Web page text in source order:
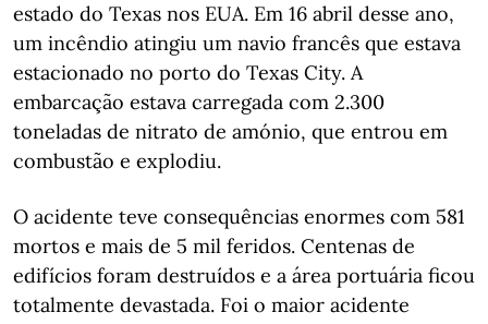
estado do Texas nos EUA. Em 16 abril desse ano,
um incêndio atingiu um navio francês que estava
estacionado no porto do Texas City. A
embarcação estava carregada com 2.300
toneladas de nitrato de amónio, que entrou em
combustão e explodiu.
O acidente teve consequências enormes com 581
mortos e mais de 5 mil feridos. Centenas de
edifícios foram destruídos e a área portuária ficou
totalmente devastada. Foi o maior acidente